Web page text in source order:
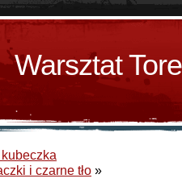
Warsztat
i czarne tło »